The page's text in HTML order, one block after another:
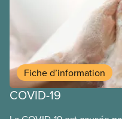
Fiche d’information
COVID-19